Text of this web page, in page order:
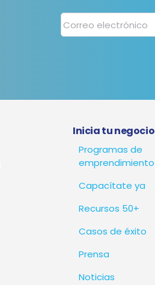
Inicia tu negocio
Programas de
emprendimiento
Capacítate ya
Recursos 50+
Casos de éxito
Prensa
Noticias